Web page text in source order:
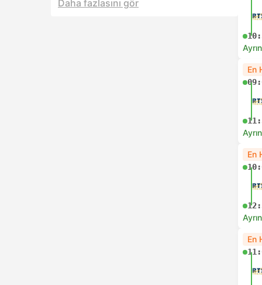
Daha fazlasını gör
En
En
En